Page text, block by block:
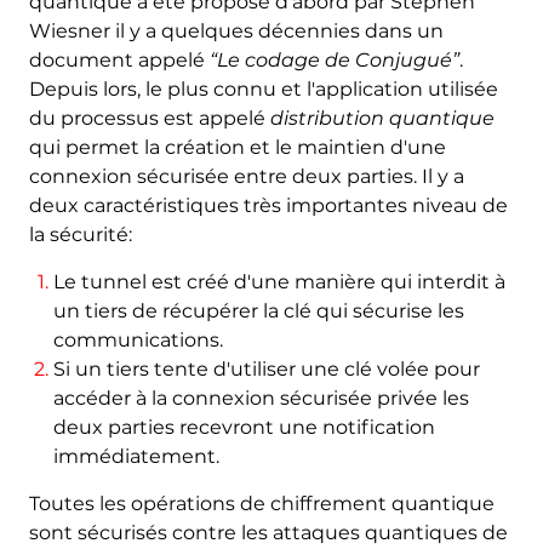
Wiesner il y a quelques décennies dans un
document appelé “Le codage de Conjugué”.
Depuis lors, le plus connu et l'application utilisée
du processus est appelé distribution quantique
qui permet la création et le maintien d'une
connexion sécurisée entre deux parties. Il y a
deux caractéristiques très importantes niveau de
la sécurité:
Le tunnel est créé d'une manière qui interdit à
un tiers de récupérer la clé qui sécurise les
communications.
Si un tiers tente d'utiliser une clé volée pour
accéder à la connexion sécurisée privée les
deux parties recevront une notification
immédiatement.
Toutes les opérations de chiffrement quantique
sont sécurisés contre les attaques quantiques de